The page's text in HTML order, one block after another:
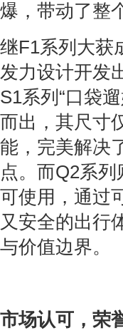
爆，带动了整
继F1系列大获
发力设计开发
S1系列“口袋
而出，其尺寸
能，完美解决
点。而Q2系
可使用，通过
又安全的出行
与价值边界。
市场认可，荣